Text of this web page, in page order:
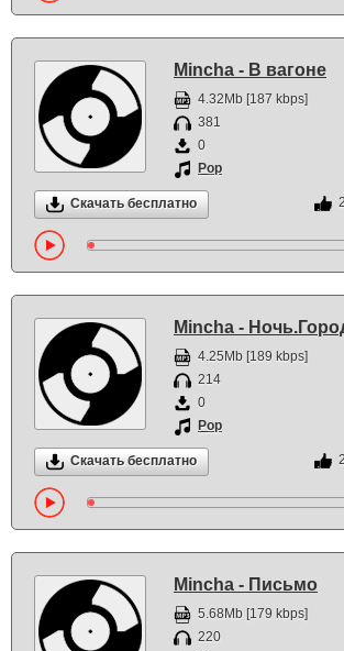
Mincha - В вагоне
4.32Mb [187 kbps]
381
0
Pop
Скачать бесплатно 2
Mincha -
4.25Mb [189 kbps]
214
0
Pop
Скачать бесплатно 2
Mincha - Письмо
5.68Mb [179 kbps]
220